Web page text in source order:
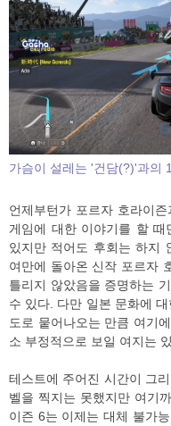
가슴이 설레는 '건담(?)'과의
언제부턴가 포르자 호라이
게임에 대한 이야기를 할 때
있지만 적어도 후회는 하지
여만에 돌아온 신작 포르자
틀리지 않았음을 증명하는
수 있다. 다만 일본 문화에
도로 뭍어나오는 만큼 여기
소 부정적으로 보일 여지는
테스트에 주어진 시간이 그
벨을 찍지는 못했지만 여기
이즌 6는 이제는 대체 불가